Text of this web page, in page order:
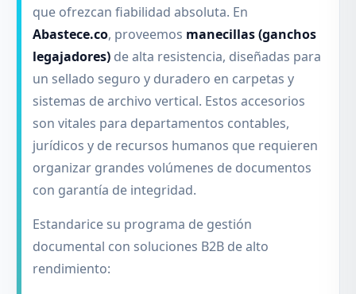
que ofrezcan fiabilidad absoluta. En
Abastece.co, proveemos manecillas (ganchos
legajadores) de alta resistencia, diseñadas para
un sellado seguro y duradero en carpetas y
sistemas de archivo vertical. Estos accesorios
son vitales para departamentos contables,
jurídicos y de recursos humanos que requieren
organizar grandes volúmenes de documentos
con garantía de integridad.
Estandarice su programa de gestión
documental con soluciones B2B de alto
rendimiento: